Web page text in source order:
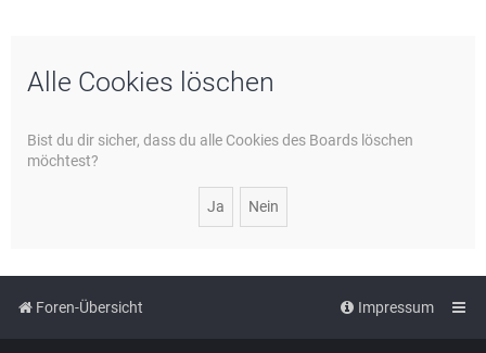
Alle Cookies löschen
Bist du dir sicher, dass du alle Cookies des Boards löschen
möchtest?
Foren-Übersicht Impressum